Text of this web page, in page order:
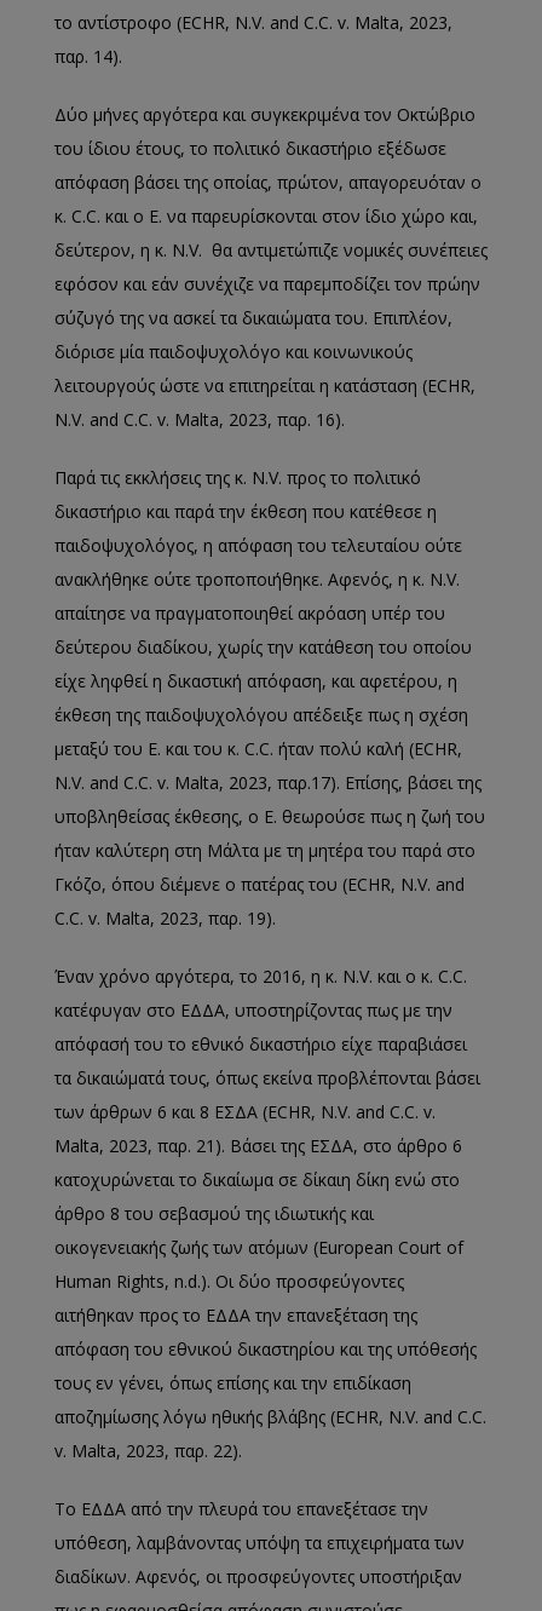
το αντίστροφο (ECHR, N.V. and C.C. v. Malta, 2023,
παρ. 14).
Δύο μήνες αργότερα και συγκεκριμένα τον Οκτώβριο
του ίδιου έτους, το πολιτικό δικαστήριο εξέδωσε
απόφαση βάσει της οποίας, πρώτον, απαγορευόταν ο
κ. C.C. και ο E. να παρευρίσκονται στον ίδιο χώρο και,
δεύτερον, η κ. N.V. θα αντιμετώπιζε νομικές συνέπειες
εφόσον και εάν συνέχιζε να παρεμποδίζει τον πρώην
σύζυγό της να ασκεί τα δικαιώματα του. Επιπλέον,
διόρισε μία παιδοψυχολόγο και κοινωνικούς
λειτουργούς ώστε να επιτηρείται η κατάσταση (ECHR,
N.V. and C.C. v. Malta, 2023, παρ. 16).
Παρά τις εκκλήσεις της κ. N.V. προς το πολιτικό
δικαστήριο και παρά την έκθεση που κατέθεσε η
παιδοψυχολόγος, η απόφαση του τελευταίου ούτε
ανακλήθηκε ούτε τροποποιήθηκε. Αφενός, η κ. N.V.
απαίτησε να πραγματοποιηθεί ακρόαση υπέρ του
δεύτερου διαδίκου, χωρίς την κατάθεση του οποίου
είχε ληφθεί η δικαστική απόφαση, και αφετέρου, η
έκθεση της παιδοψυχολόγου απέδειξε πως η σχέση
μεταξύ του E. και του κ. C.C. ήταν πολύ καλή (ECHR,
N.V. and C.C. v. Malta, 2023, παρ.17). Επίσης, βάσει της
υποβληθείσας έκθεσης, ο E. θεωρούσε πως η ζωή του
ήταν καλύτερη στη Μάλτα με τη μητέρα του παρά στο
Γκόζο, όπου διέμενε ο πατέρας του (ECHR, N.V. and
C.C. v. Malta, 2023, παρ. 19).
Έναν χρόνο αργότερα, το 2016, η κ. N.V. και ο κ. C.C.
κατέφυγαν στο ΕΔΔΑ, υποστηρίζοντας πως με την
απόφασή του το εθνικό δικαστήριο είχε παραβιάσει
τα δικαιώματά τους, όπως εκείνα προβλέπονται βάσει
των άρθρων 6 και 8 ΕΣΔΑ (ECHR, N.V. and C.C. v.
Malta, 2023, παρ. 21). Βάσει της ΕΣΔΑ, στο άρθρο 6
κατοχυρώνεται το δικαίωμα σε δίκαιη δίκη ενώ στο
άρθρο 8 του σεβασμού της ιδιωτικής και
οικογενειακής ζωής των ατόμων (European Court of
Human Rights, n.d.). Οι δύο προσφεύγοντες
αιτήθηκαν προς το ΕΔΔΑ την επανεξέταση της
απόφαση του εθνικού δικαστηρίου και της υπόθεσής
τους εν γένει, όπως επίσης και την επιδίκαση
αποζημίωσης λόγω ηθικής βλάβης (ECHR, N.V. and C.C.
v. Malta, 2023, παρ. 22).
Το ΕΔΔΑ από την πλευρά του επανεξέτασε την
υπόθεση, λαμβάνοντας υπόψη τα επιχειρήματα των
διαδίκων. Αφενός, οι προσφεύγοντες υποστήριξαν